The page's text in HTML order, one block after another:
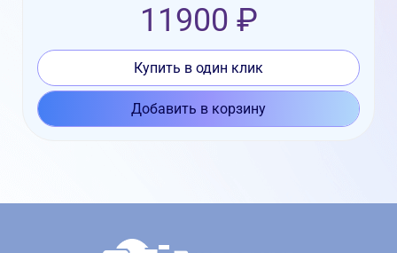
11900 ₽
Купить в один клик
Добавить в корзину